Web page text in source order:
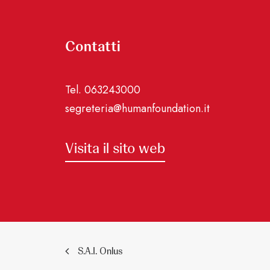
Contatti
Tel. 063243000
segreteria@humanfoundation.it
Visita il sito web
S.A.I. Onlus